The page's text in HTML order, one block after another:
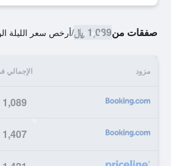
صفقات من1,089 ﷼ /أرخص سعر الليلة
مزود الإجمالي
1,089 ﷼
1,407 ﷼